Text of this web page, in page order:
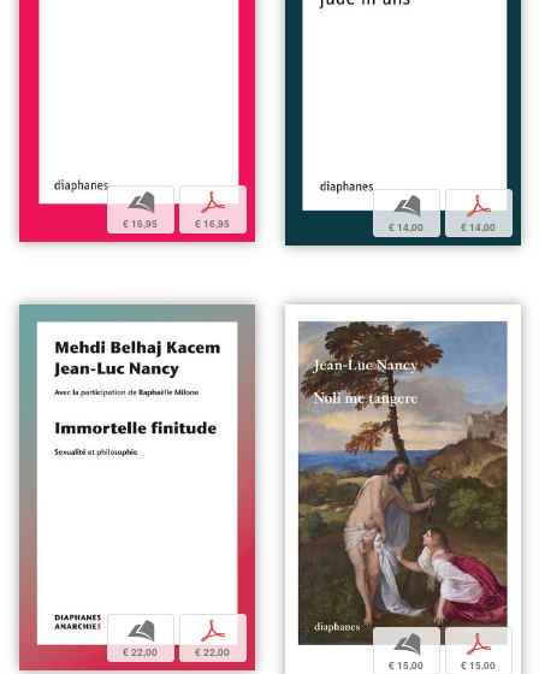
b
€ 16,95
p
€ 16,95
b
€ 14,00
p
€ 14,00
b
€ 22,00
p
€ 22,00 b
€ 15,00
p
€ 15,00